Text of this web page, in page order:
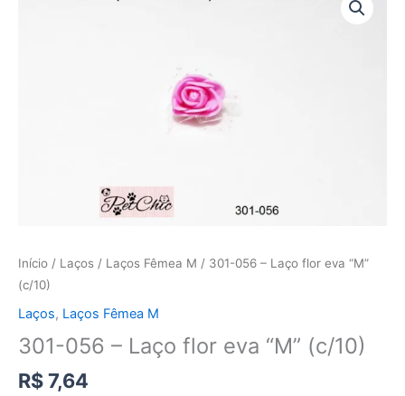
Início / Laços / Laços Fêmea M / 301-056 – Laço flor eva “M”
(c/10)
Laços, Laços Fêmea M
301-056 – Laço flor eva “M” (c/10)
R$7,64